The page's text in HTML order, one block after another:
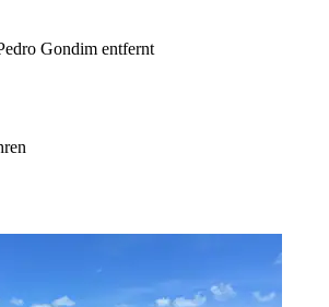
Gondim entfernt